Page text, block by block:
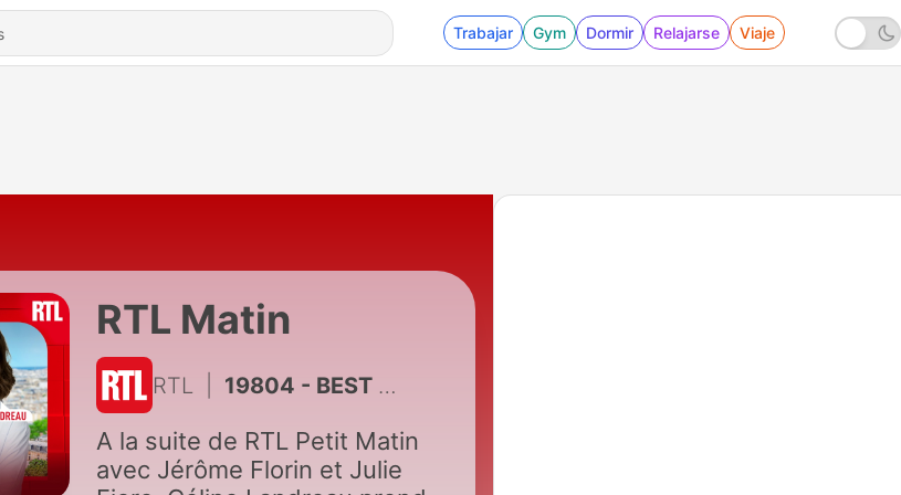
Trabajar Gym Dormir Relajarse Viaje
RTL Matin
RTL 19804 - BEST OF - Coppé, Wauquiez, Patrier-Leitus... P. Caverivière face aux représentants de la droite
A la suite de RTL Petit Matin
avec Jérôme Florin et Julie